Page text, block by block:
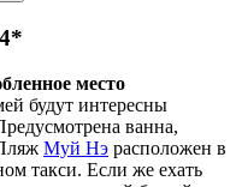
место
будут интересны
ванна,
Муй Нэ расположен в
такси. Если же ехать